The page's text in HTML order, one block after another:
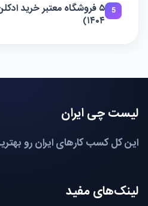
5
۵ فروشگاه معتبر خرید
۱۴۰۴)
لیست چی ایران
این کل کسب کارهای ایران رو
لینک‌های مفید